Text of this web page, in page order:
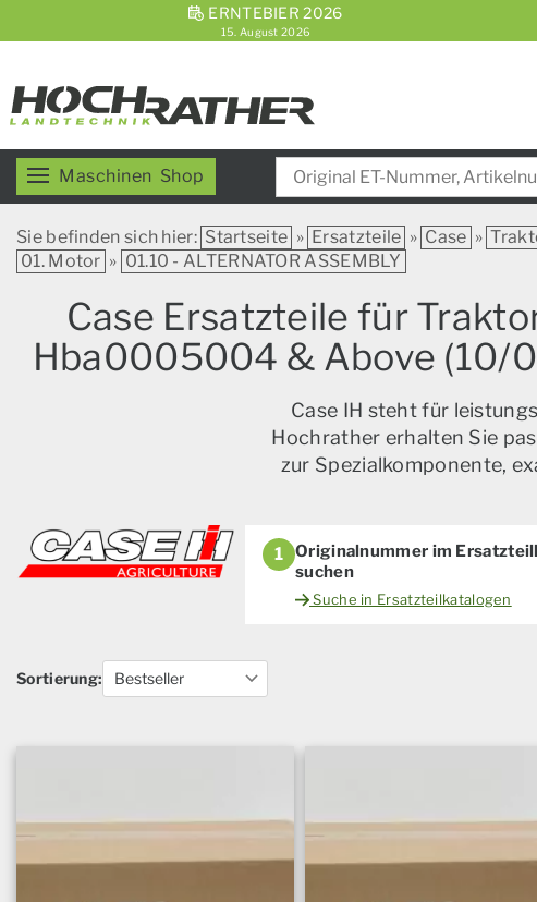
ERNTEBIER 2026
15. August 2026
Maschinen Shop
Sie befinden sich hier: Startseite » Ersatzteile » Case »
01. Motor » 01.10 - ALTERNATOR ASSEMBLY
Case Ersatzteile für
Hba0005004 & Above (10/
Case IH steht für
Hochrather erhalten Sie
zur Spezialkomponente,
1
Originalnummer im
suchen
Suche in Ersatzteilkatalogen
Sortierung: